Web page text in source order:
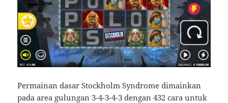
Permainan dasar Stockholm Syndrome dimainkan
pada area gulungan 3-4-3-4-3 dengan 432 cara untuk